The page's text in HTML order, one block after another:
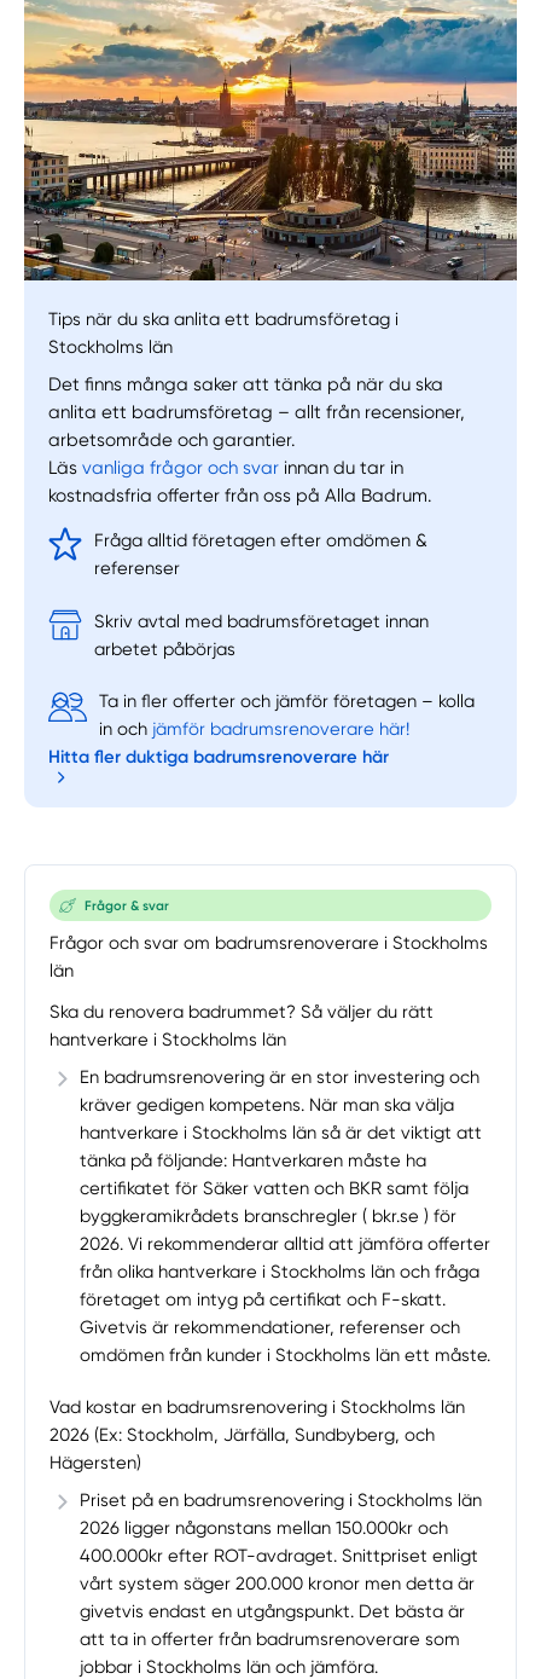
Manuellt Få hjälp
Välj tillvägagångssätt
Tips när du ska anlita ett badrumsföretag i
Stockholms län
Det finns många saker att tänka på när du ska
anlita ett badrumsföretag – allt från recensioner,
arbetsområde och garantier.
Läsvanliga frågor och svar innan du tar in
kostnadsfria offerter från oss på Alla Badrum.
Fråga alltid företagen efter omdömen &
referenser
Skriv avtal med badrumsföretaget innan
arbetet påbörjas
Ta in fler offerter och jämför företagen – kolla
in och jämför badrumsrenoverare här!
Hitta fler duktiga badrumsrenoverare här
Frågor & svar
Frågor och svar om badrumsrenoverare i Stockholms
län
Ska du renovera badrummet? Så väljer du rätt
hantverkare i Stockholms län
En badrumsrenovering är en stor investering och
kräver gedigen kompetens. När man ska välja
hantverkare i Stockholms län så är det viktigt att
tänka på följande: Hantverkaren måste ha
certifikatet för Säker vatten och BKR samt följa
byggkeramikrådets branschregler ( bkr.se ) för
2026. Vi rekommenderar alltid att jämföra offerter
från olika hantverkare i Stockholms län och fråga
företaget om intyg på certifikat och F-skatt.
Givetvis är rekommendationer, referenser och
omdömen från kunder i Stockholms län ett måste.
Vad kostar en badrumsrenovering i Stockholms län
2026 (Ex: Stockholm, Järfälla, Sundbyberg, och
Hägersten)
Priset på en badrumsrenovering i Stockholms län
2026 ligger någonstans mellan 150.000kr och
400.000kr efter ROT-avdraget. Snittpriset enligt
vårt system säger 200.000 kronor men detta är
givetvis endast en utgångspunkt. Det bästa är
att ta in offerter från badrumsrenoverare som
jobbar i Stockholms län och jämföra.